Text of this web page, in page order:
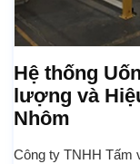
Hệ thống
lượng và
Nhôm
Công ty TNHH Tấm